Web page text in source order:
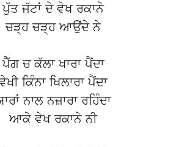
ਪੁੱਤ ਜੱਟਾਂ ਦੇ ਵੇਖ ਰਕਾਨੇ
ਚੜ੍ਹ ਚੜ੍ਹ ਆਉਂਦੇ ਨੇ
ਪੈੱਗ ਚ ਕੱਲਾ ਖਾਰਾ ਪੈਂਦਾ
ਕਿੰਨਾ ਖਿਲਾਰਾ ਪੈਂਦਾ
ਨਾਲ ਨਜ਼ਾਰਾ ਰਹਿੰਦਾ
ਆਕੇ ਵੇਖ ਰਕਾਨੇ ਨੀ